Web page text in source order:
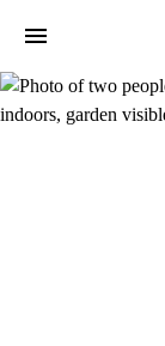
Search